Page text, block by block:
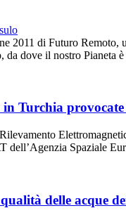
2011 di Futuro Remoto,
da dove il nostro Pianeta
Turchia
dell’Agenzia Spaziale
delle acque